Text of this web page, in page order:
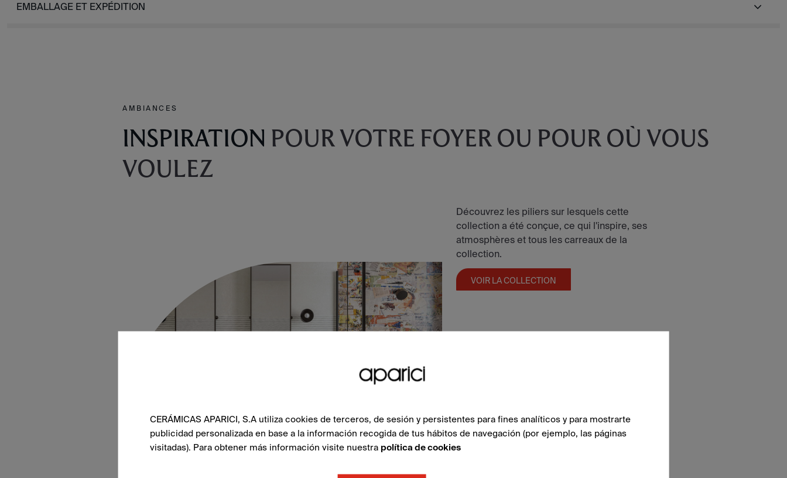
EMBALLAGE ET EXPÉDITION
AMBIANCES
INSPIRATION POUR VOTRE FOYER OU POUR OÙ VOUS
VOULEZ
Découvrez les piliers sur lesquels cette
collection a été conçue, ce qui l'inspire, ses
atmosphères et tous les carreaux de la
collection.
VOIR LA COLLECTION
CERÁMICAS APARICI, S.A utiliza cookies de terceros, de sesión y persistentes para fines analíticos y para mostrarte
publicidad personalizada en base a la información recogida de tus hábitos de navegación (por ejemplo, las páginas
visitadas). Para obtener más información visite nuestra política de cookies